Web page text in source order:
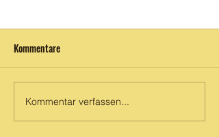
Eröffnung
Kommentare
Kommentar verfassen...